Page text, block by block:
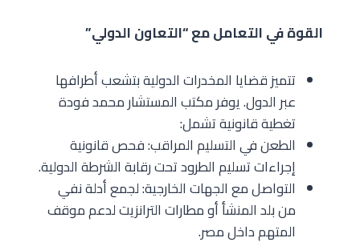
القوة في التعامل مع “التعاون الدولي”
تتميز قضايا المخدرات الدولية بتشعب أطرافها
عبر الدول. يوفر مكتب المستشار محمد فودة
تغطية قانونية تشمل:
الطعن في التسليم المراقب: فحص قانونية
إجراءات تسليم الطرود تحت رقابة الشرطة الدولية.
التواصل مع الجهات الخارجية: لجمع أدلة نفي
من بلد المنشأ أو مطارات الترانزيت لدعم موقف
المتهم داخل مصر.